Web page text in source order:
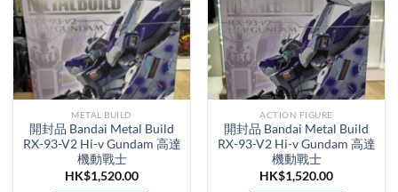
METAL BUILD
開封品 Bandai Metal Build
RX-93-V2 Hi-v Gundam 高達
機動戰士
HK$1,520.00
ACTION FIGURE
開封品 Bandai Metal Build
RX-93-V2 Hi-v Gundam 高達
機動戰士
HK$1,520.00